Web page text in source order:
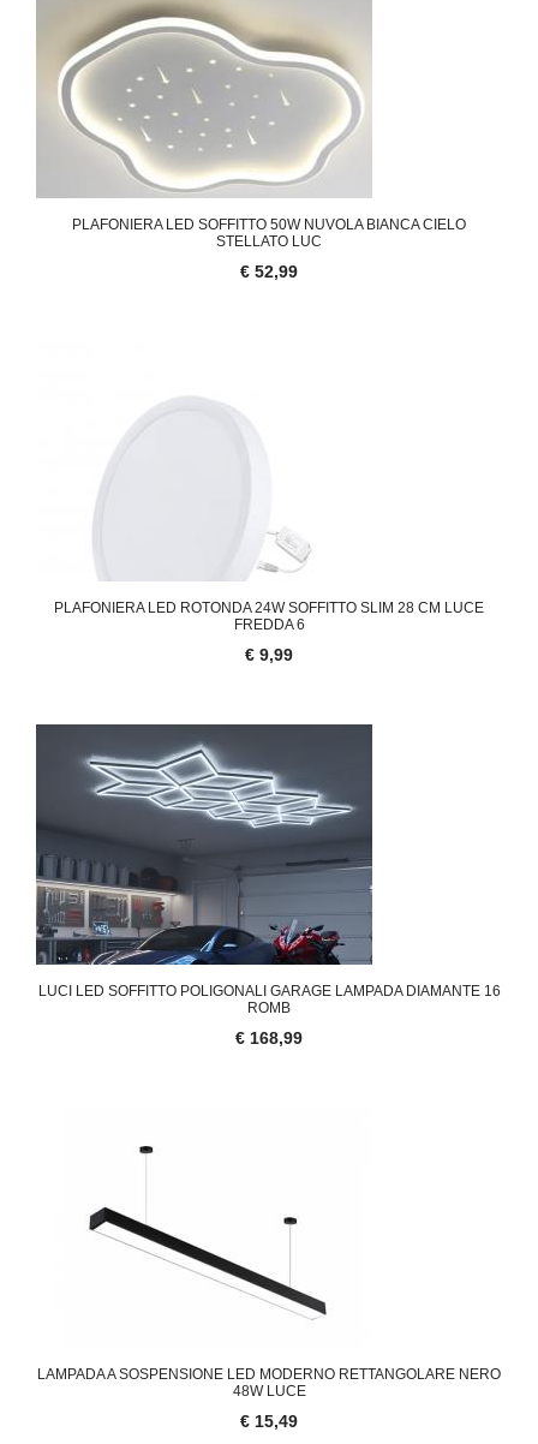
PLAFONIERA LED SOFFITTO 50W NUVOLA BIANCA CIELO
STELLATO LUC
€ 52,99
PLAFONIERA LED ROTONDA 24W SOFFITTO SLIM 28 CM LUCE
FREDDA 6
€ 9,99
LUCI LED SOFFITTO POLIGONALI GARAGE LAMPADA DIAMANTE 16
ROMB
€ 168,99
LAMPADA A SOSPENSIONE LED MODERNO RETTANGOLARE NERO
48W LUCE
€ 15,49